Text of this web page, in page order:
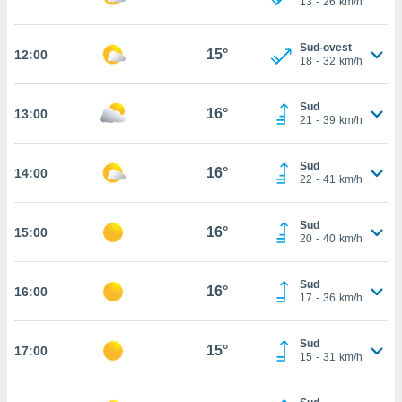
del
dei
ad
12:00 15°
Sud-ovest
18 - 32 km/h
13:00 16°
Sud
21 - 39 km/h
14:00 16°
Sud
22 - 41 km/h
15:00 16°
Sud
20 - 40 km/h
16:00 16°
Sud
17 - 36 km/h
17:00 15°
Sud
15 - 31 km/h